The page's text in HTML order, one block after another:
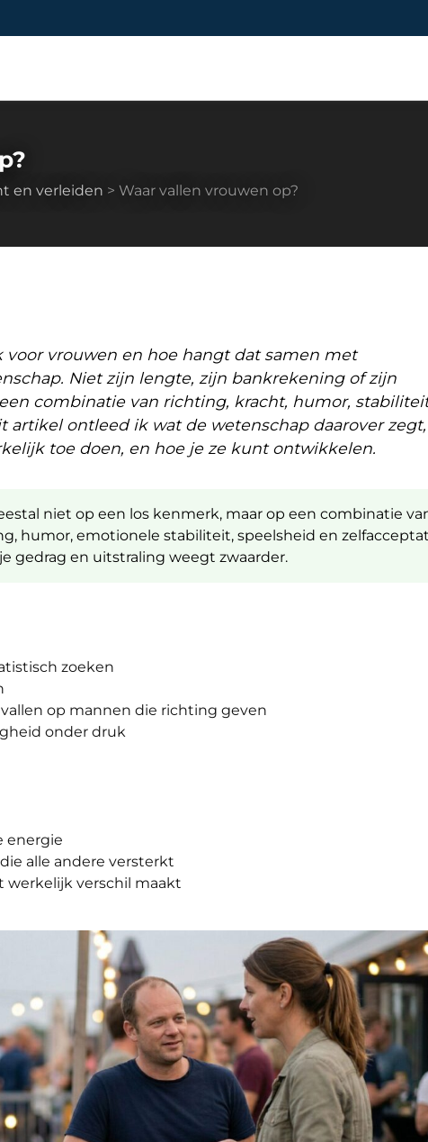
en verleiden > Waar vallen vrouwen op?
vrouwen en hoe hangt dat samen met
Niet zijn lengte, zijn bankrekening of zijn
combinatie van richting, kracht, humor,
artikel ontleed ik wat de wetenschap daarover zegt,
toe doen, en hoe je ze kunt ontwikkelen.
niet op een los kenmerk, maar op een combinatie
humor, emotionele stabiliteit, speelsheid en
gedrag en uitstraling weegt zwaarder.
zoeken
op mannen die richting geven
onder druk
energie
alle andere versterkt
werkelijk verschil maakt